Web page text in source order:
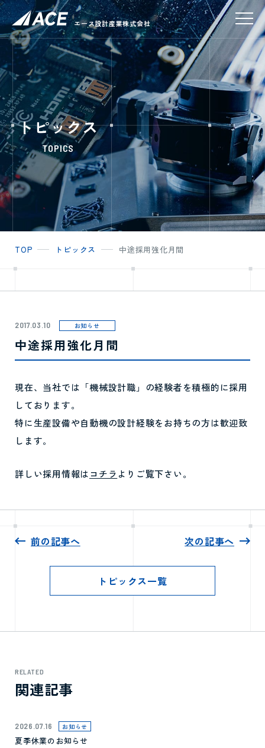
エース設計産業株式会社
トピックス
TOPICS
TOP トピックス 中途採用強化月間
2017.03.10 お知らせ
中途採用強化月間
現在、当社では「機械設計職」の経験者を積極的に採用
しております。
特に生産設備や自動機の設計経験をお持ちの方は歓迎致
します。
詳しい採用情報は コチラ よりご覧下さい。
前の記事へ 次の記事へ
トピックス一覧
RELATED
関連記事
2026.07.16 お知らせ
夏季休業のお知らせ